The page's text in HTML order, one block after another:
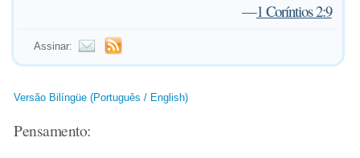
—1 Coríntios 2:9
Assinar:
Versão Bilíngüe (Português / English)
Pensamento: